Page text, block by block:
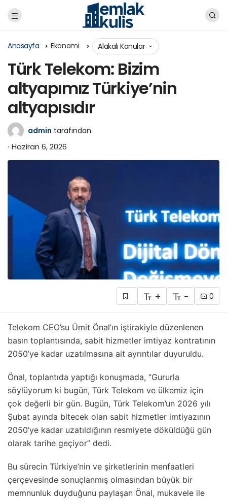
Anasayfa Ekonomi Alakalı Konular
Türk Telekom: Bizim
altyapımız Türkiye’nin
altyapısıdır
admin tarafından
Haziran 6, 2026
+ - 0
Telekom CEO’su Ümit Önal’ın iştirakiyle düzenlenen
basın toplantısında, sabit hizmetler imtiyaz kontratının
2050’ye kadar uzatılmasına ait ayrıntılar duyuruldu.
Önal, toplantıda yaptığı konuşmada, “Gururla
söylüyorum ki bugün, Türk Telekom ve ülkemiz için
çok değerli bir gün. Bugün, Türk Telekom’un 2026 yılı
Şubat ayında bitecek olan sabit hizmetler imtiyazının
2050’ye kadar uzatıldığının resmiyete döküldüğü gün
olarak tarihe geçiyor” dedi.
Bu sürecin Türkiye’nin ve şirketlerinin menfaatleri
çerçevesinde sonuçlanmış olmasından büyük bir
memnunluk duyduğunu paylaşan Önal, mukavele ile